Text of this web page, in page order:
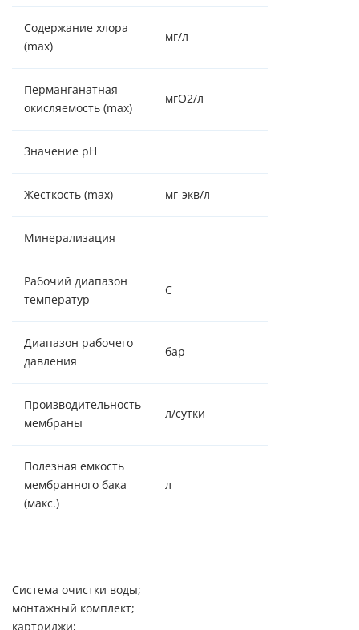
Содержание хлора
(max)
мг/л
Перманганатная
окисляемость (max)
мгO2/л
Значение pH
Жесткость (max) мг-экв/л
Минерализация
Рабочий диапазон
температур
С
Диапазон рабочего
давления
бар
Производительность
мембраны
л/сутки
Полезная емкость
мембранного бака
(макс.)
л
Система очистки воды;
монтажный комплект;
картриджи;